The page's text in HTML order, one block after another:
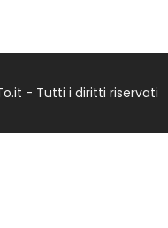
- Tutti i diritti riservati